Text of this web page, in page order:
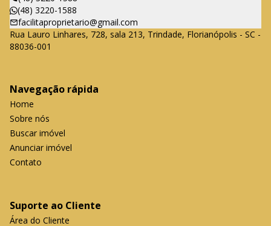
(48) 3220-1588
facilitaproprietario@gmail.com
Rua Lauro Linhares, 728, sala 213, Trindade, Florianópolis - SC -
88036-001
Navegação rápida
Home
Sobre nós
Buscar imóvel
Anunciar imóvel
Contato
Suporte ao Cliente
Área do Cliente